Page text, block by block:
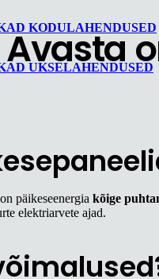
KODULAHENDUSED
UKSELAHENDUSED
Avasta
päikeseenergia kõige
elektriarvete ajad.